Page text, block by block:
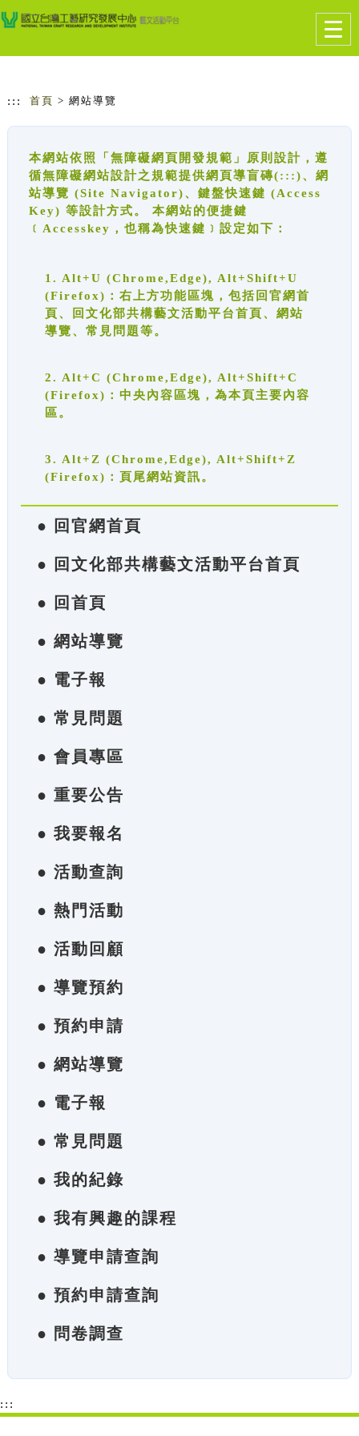
跳到主要內容
網站導覽
::: 首頁 > 網站導覽
本網站依照「無障礙網頁開發規範」原則設計，遵
循無障礙網站設計之規範提供網頁導盲磚(:::)、網
站導覽 (Site Navigator)、鍵盤快速鍵 (Access
Key) 等設計方式。 本網站的便捷鍵
﹝Accesskey，也稱為快速鍵﹞設定如下：
1. Alt+U (Chrome,Edge), Alt+Shift+U
(Firefox)：右上方功能區塊，包括回官網首
頁、回文化部共構藝文活動平台首頁、網站
導覽、常見問題等。
2. Alt+C (Chrome,Edge), Alt+Shift+C
(Firefox)：中央內容區塊，為本頁主要內容
區。
3. Alt+Z (Chrome,Edge), Alt+Shift+Z
(Firefox)：頁尾網站資訊。
● 回官網首頁
● 回文化部共構藝文活動平台首頁
● 回首頁
● 網站導覽
● 電子報
● 常見問題
● 會員專區
● 重要公告
● 我要報名
● 活動查詢
● 熱門活動
● 活動回顧
● 導覽預約
● 預約申請
● 網站導覽
● 電子報
● 常見問題
● 我的紀錄
● 我有興趣的課程
● 導覽申請查詢
● 預約申請查詢
● 問卷調查
:::